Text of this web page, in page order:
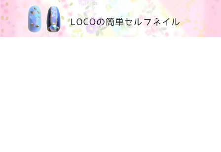
100均大好きママブログ